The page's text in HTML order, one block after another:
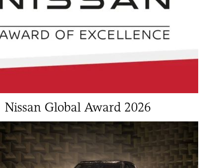
Νissan Global Award 2026